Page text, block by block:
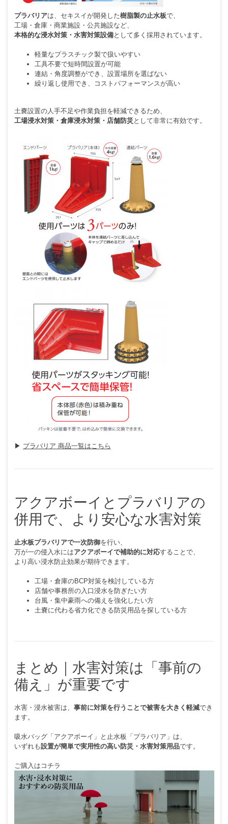
プラバリアは、セキスイが開発した樹脂製の止水板で、
工場・倉庫・商業施設・公共施設など、
本格的な浸水対策・水害対策設備として多く採用されています。
軽量なプラスチック製で扱いやすい
工具不要で短時間設置が可能
連結・角度調整ができ、設置場所を選ばない
繰り返し使用でき、コストパフォーマンスが高い
土嚢設置の人手不足や作業負担を軽減できるため、
工場浸水対策・倉庫浸水対策・店舗防災として非常に有効です。
▶ プラバリア 商品一覧はこちら
アクアボーイとプラバリアの
併用で、より安心な水害対策
止水板プラバリアで一次防御を行い、
万が一の侵入水にはアクアボーイで補助的に対応することで、
より高い浸水防止効果が期待できます。
工場・倉庫のBCP対策を検討している方
店舗や事務所の入口浸水を防ぎたい方
台風・集中豪雨への備えを強化したい方
土嚢に代わる省力化できる防災用品を探している方
まとめ｜水害対策は「事前の
備え」が重要です
水害・浸水被害は、 事前に対策を行うことで被害を大きく軽減でき
ます。
吸水バッグ「アクアボーイ」と止水板「プラバリア」は、
いずれも設置が簡単で実用性の高い防災・水害対策用品です。
ご購入はコチラ